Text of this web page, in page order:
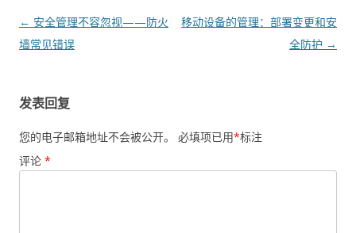
文章导航
← 安全管理不容忽视——防火
墙常见错误
移动设备的管理：部署变更和安
全防护 →
发表回复
您的电子邮箱地址不会被公开。 必填项已用*标注
评论 *